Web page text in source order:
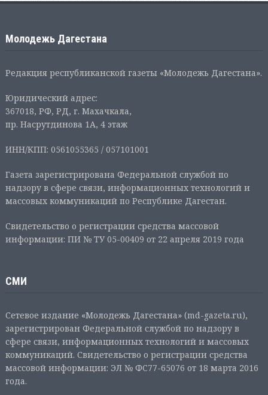
Молодежь Дагестана
Редакция республиканской газеты «Молодежь Дагестана».
Юридический адрес:
367018, РФ, РД, г. Махачкала,
пр. Насрутдинова 1А, 4 этаж
ИНН/КПП: 0561055365 / 057101001
Газета зарегистрирована Федеральной службой по
надзору в сфере связи, информационных технологий и
массовых коммуникаций по Республике Дагестан.
Свидетельство о регистрации средства массовой
информации: ПИ № ТУ 05-00409 от 22 апреля 2019 года
СМИ
Сетевое издание «Молодежь Дагестана» (md-gazeta.ru),
зарегистрирован Федеральной службой по надзору в
сфере связи, информационных технологий и массовых
коммуникаций. Свидетельство о регистрации средства
массовой информации: ЭЛ № ФС77-65076 от 18 марта 2016
года.